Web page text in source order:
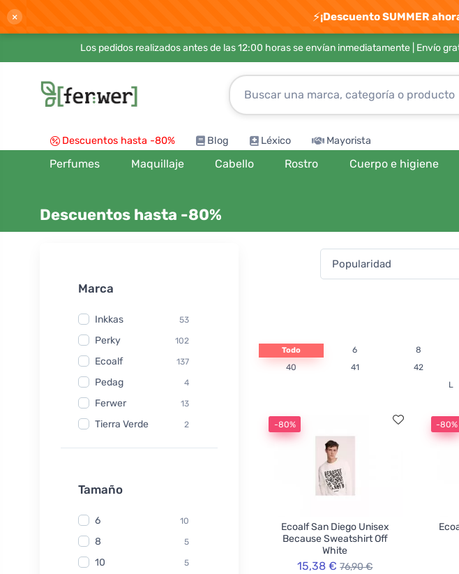
× ⚡¡Descuento SUMMER
Los pedidos realizados antes de las 12:00 horas se envían inmediatamente | Envío
Descuentos hasta -80% Blog Léxico Mayorista
Perfumes Maquillaje Cabello Rostro Cuerpo e higiene
Descuentos hasta -80%
Marca
Inkkas 53
Perky 102
Ecoalf 137
Pedag 4
Ferwer 13
Tierra Verde 2
Watersavers
Yuuki
Tamaño
6 10
8 5
10 5
Todo 6 8
40
41 42
L
-80%
Ecoalf San Diego Unisex
Because Sweatshirt Off
White
15,38 € 76,90 €
-80%